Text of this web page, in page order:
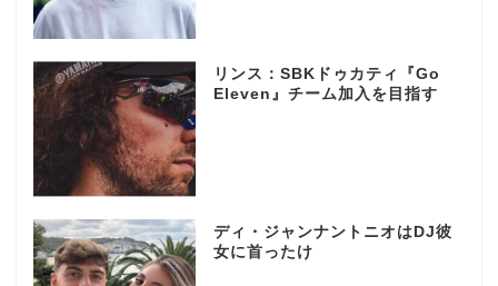
リンス：SBKドゥカティ『Go
Eleven』チーム加入を目指す
ディ・ジャンナントニオはDJ彼
女に首ったけ